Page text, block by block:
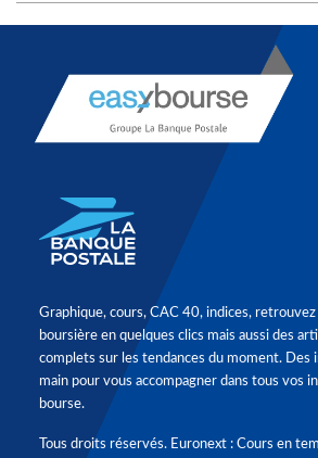
Graphique, cours, CAC 40, indices,
boursière en quelques clics mais aussi des
complets sur les tendances du moment. Des
main pour vous accompagner dans tous vos
bourse.
Tous droits réservés. Euronext : Cours en